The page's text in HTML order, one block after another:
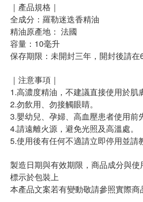
｜產品規格｜
全成分：羅勒迷迭香精油
精油原產地： 法國
容量：10毫升
保存期限：未開封三年，開封後請在
｜注意事項｜
1.高濃度精油，不建議直接使用於肌
2.勿飲用、勿接觸眼睛。
3.嬰幼兒、孕婦、高血壓患者使用前
4.請遠離火源，避免光照及高溫處。
5.使用後有任何不適請立即停用並請
製造日期與有效期限，商品成分與
標示於包裝上
本產品文案若有變動敬請參照實際商